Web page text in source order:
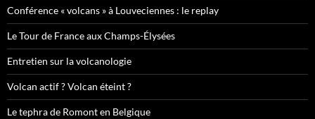
Conférence « volcans » à Louveciennes : le replay
Le Tour de France aux Champs-Élysées
Entretien sur la volcanologie
Volcan actif ? Volcan éteint ?
Le tephra de Romont en Belgique